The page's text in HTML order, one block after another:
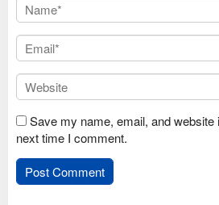
Save my name, email, and
next time I comment.